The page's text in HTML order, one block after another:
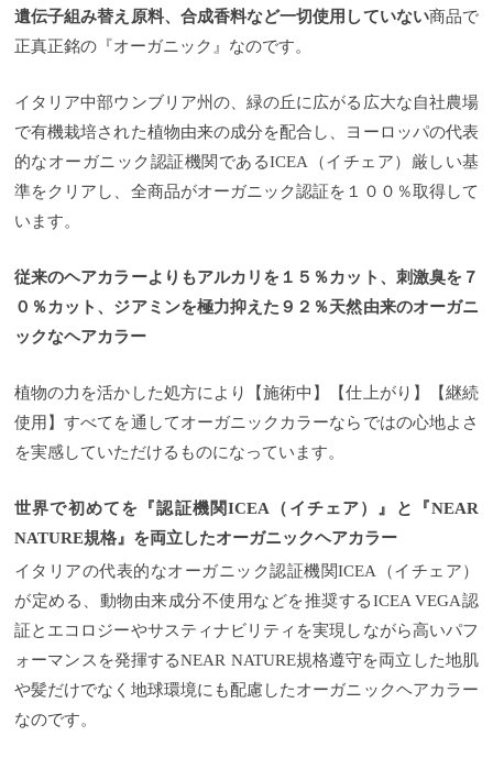
遺伝子組み替え原料、合成香料など一切使用していない商品で
正真正銘の『オーガニック』なのです。
イタリア中部ウンブリア州の、緑の丘に広がる広大な自社農場
で有機栽培された植物由来の成分を配合し、ヨーロッパの代表
的なオーガニック認証機関であるICEA（イチェア）厳しい基
準をクリアし、全商品がオーガニック認証を１００％取得して
います。
従来のヘアカラーよりもアルカリを１５％カット、刺激臭を７
０％カット、ジアミンを極力抑えた９２％天然由来のオーガニ
ックなヘアカラー
植物の力を活かした処方により【施術中】【仕上がり】【継続
使用】すべてを通してオーガニックカラーならではの心地よさ
を実感していただけるものになっています。
世界で初めてを『認証機関ICEA（イチェア）』と『NEAR
NATURE規格』を両立したオーガニックヘアカラー
イタリアの代表的なオーガニック認証機関ICEA（イチェア）
が定める、動物由来成分不使用などを推奨するICEA VEGA認
証とエコロジーやサスティナビリティを実現しながら高いパフ
ォーマンスを発揮するNEAR NATURE規格遵守を両立した地肌
や髪だけでなく地球環境にも配慮したオーガニックヘアカラー
なのです。